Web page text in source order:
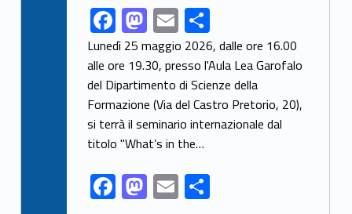
Link identifier share facebook archive #share-link-archive-57304F
ac
e
b
o
o
k
M
as
to
d
o
n
E
m
ai
l
S
h
ar
e
Lunedì 25 maggio 2026, dalle ore 16.00
alle ore 19.30, presso l'Aula Lea Garofalo
del Dipartimento di Scienze della
Formazione (Via del Castro Pretorio, 20),
si terrà il seminario internazionale dal
titolo "What’s in the…
F M E S